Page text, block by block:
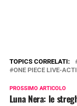
TOPICS CORRELATI:
ONE PIECE LIVE-
PROSSIMO ARTICOLO
Luna Nera: le